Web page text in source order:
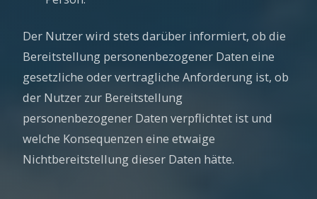
Der Nutzer wird stets darüber informiert, ob die
Bereitstellung personenbezogener Daten eine
gesetzliche oder vertragliche Anforderung ist, ob
der Nutzer zur Bereitstellung
personenbezogener Daten verpflichtet ist und
welche Konsequenzen eine etwaige
Nichtbereitstellung dieser Daten hätte.